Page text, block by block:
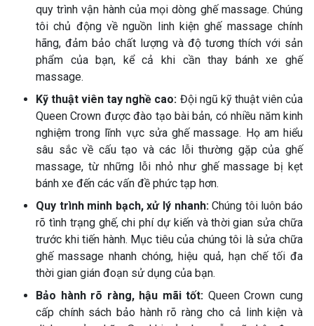
quy trình vận hành của mọi dòng ghế massage. Chúng
tôi chủ động về nguồn linh kiện ghế massage chính
hãng, đảm bảo chất lượng và độ tương thích với sản
phẩm của bạn, kể cả khi cần thay bánh xe ghế
massage.
Kỹ thuật viên tay nghề cao: Đội ngũ kỹ thuật viên của
Queen Crown được đào tạo bài bản, có nhiều năm kinh
nghiệm trong lĩnh vực sửa ghế massage. Họ am hiểu
sâu sắc về cấu tạo và các lỗi thường gặp của ghế
massage, từ những lỗi nhỏ như ghế massage bị kẹt
bánh xe đến các vấn đề phức tạp hơn.
Quy trình minh bạch, xử lý nhanh:Chúng tôi luôn báo
rõ tình trạng ghế, chi phí dự kiến và thời gian sửa chữa
trước khi tiến hành. Mục tiêu của chúng tôi là sửa chữa
ghế massage nhanh chóng, hiệu quả, hạn chế tối đa
thời gian gián đoạn sử dụng của bạn.
Bảo hành rõ ràng, hậu mãi tốt: Queen Crown cung
cấp chính sách bảo hành rõ ràng cho cả linh kiện và